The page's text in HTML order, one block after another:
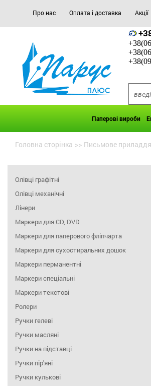
Про нас Оплата і доставка Акції
Паперові вироби
Головна сторінка >> Письмове приладдя
Олівці графітні
Олівці механічні
Лінери
Маркери для CD, DVD
Маркери для паперового фліпчарта
Маркери для сухостиральних дошок
Маркери перманентні
Маркери спеціальні
Маркери текстові
Ролери
Ручки гелеві
Ручки масляні
Ручки на підставці
Ручки пір'яні
Ручки кулькові